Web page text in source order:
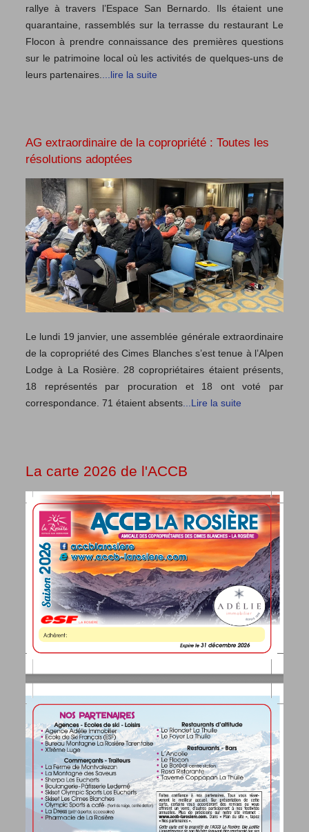
rallye à travers l’Espace San Bernardo. Ils étaient une
quarantaine, rassemblés sur la terrasse du restaurant Le
Flocon à prendre connaissance des premières questions
sur le patrimoine local où les activités de quelques-uns de
leurs partenaires.
...lire la suite
AG extraordinaire de la copropriété : Toutes les
résolutions adoptées
Le lundi 19 janvier, une assemblée générale extraordinaire
de la copropriété des Cimes Blanches s’est tenue à l’Alpen
Lodge à La Rosière. 28 copropriétaires étaient présents,
18 représentés par procuration et 18 ont voté par
correspondance. 71 étaient absents...Lire la suite
La carte 2026 de l'ACCB